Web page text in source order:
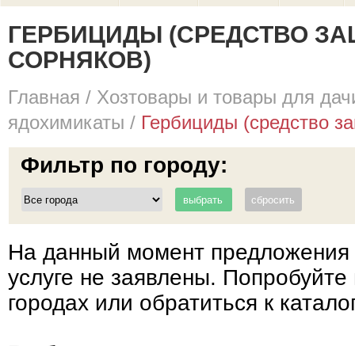
ГЕРБИЦИДЫ (СРЕДСТВО
СОРНЯКОВ)
Главная / Хозтовары и товары для
ядохимикаты / Гербициды (средство
Фильтр по городу:
На данный момент предложения
услуге не заявлены. Попробуйте
городах или обратиться к